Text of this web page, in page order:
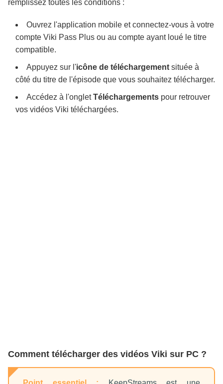
remplissez toutes les conditions :
Ouvrez l'application mobile et connectez-vous à votre
compte Viki Pass Plus ou au compte ayant loué le titre
compatible.
Appuyez sur l'icône de téléchargement située à
côté du titre de l'épisode que vous souhaitez télécharger.
Accédez à l'ongletTéléchargements pour retrouver
vos vidéos Viki téléchargées.
Comment télécharger des vidéos Viki sur PC ?